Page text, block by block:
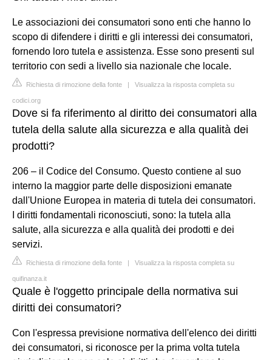
Le associazioni dei consumatori sono enti che hanno lo
scopo di difendere i diritti e gli interessi dei consumatori,
fornendo loro tutela e assistenza. Esse sono presenti sul
territorio con sedi a livello sia nazionale che locale.
Richiesta di rimozione della fonte | Visualizza la risposta completa su
codici.org
Dove si fa riferimento al diritto dei consumatori alla
tutela della salute alla sicurezza e alla qualità dei
prodotti?
206 – il Codice del Consumo. Questo contiene al suo
interno la maggior parte delle disposizioni emanate
dall'Unione Europea in materia di tutela dei consumatori.
I diritti fondamentali riconosciuti, sono: la tutela alla
salute, alla sicurezza e alla qualità dei prodotti e dei
servizi.
Richiesta di rimozione della fonte | Visualizza la risposta completa su
quifinanza.it
Quale è l'oggetto principale della normativa sui
diritti dei consumatori?
Con l'espressa previsione normativa dell'elenco dei diritti
dei consumatori, si riconosce per la prima volta tutela